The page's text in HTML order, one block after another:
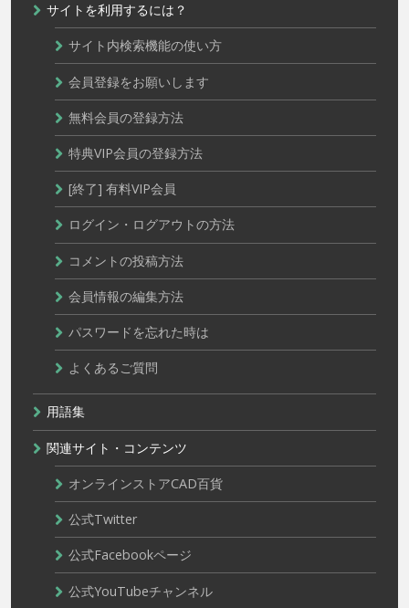
サイトを利用するには？
サイト内検索機能の使い方
会員登録をお願いします
無料会員の登録方法
特典VIP会員の登録方法
[終了] 有料VIP会員
ログイン・ログアウトの方法
コメントの投稿方法
会員情報の編集方法
パスワードを忘れた時は
よくあるご質問
用語集
関連サイト・コンテンツ
オンラインストアCAD百貨
公式Twitter
公式Facebookページ
公式YouTubeチャンネル